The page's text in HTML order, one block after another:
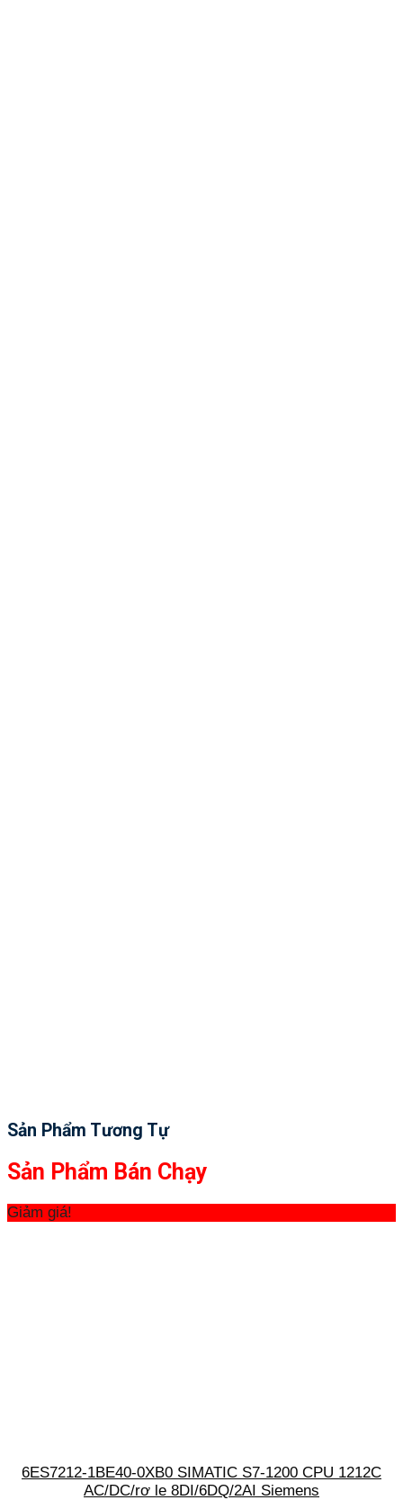
Sản Phẩm Tương Tự
Sản Phẩm Bán Chạy
Giảm giá!
6ES7212-1BE40-0XB0 SIMATIC S7-1200 CPU 1212C
AC/DC/rơ le 8DI/6DQ/2AI Siemens